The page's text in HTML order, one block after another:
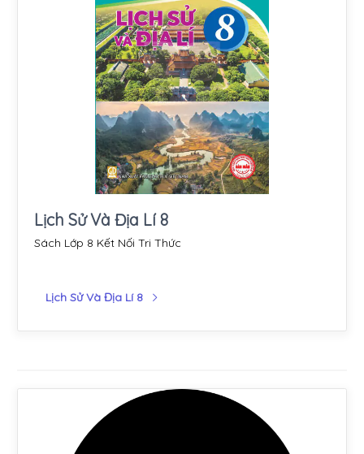
Lịch Sử Và Địa Lí 8
Sách Lớp 8 Kết Nối Tri Thức
Lịch Sử Và Địa Lí 8